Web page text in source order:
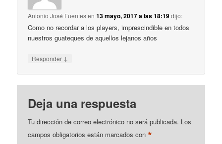
Antonio José Fuentesen13 mayo, 2017 a las 18:19dijo:
Como no recordar a los players, imprescindible en todos
nuestros guateques de aquellos lejanos años
Responder ↓
Deja una respuesta
Tu dirección de correo electrónico no será publicada. Los
campos obligatorios están marcados con*